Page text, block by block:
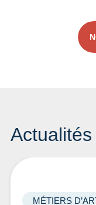
Actualités
MÉTIERS